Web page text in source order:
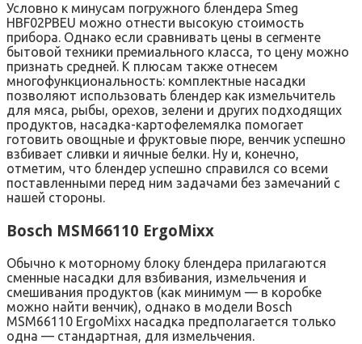
Условно к минусам погружного блендера Smeg
HBF02PBEU можно отнести высокую стоимость
прибора. Однако если сравнивать цены в сегменте
бытовой техники премиального класса, то цену можно
признать средней. К плюсам также отнесем
многофункциональность: комплектные насадки
позволяют использовать блендер как измельчитель
для мяса, рыбы, орехов, зелени и других подходящих
продуктов, насадка-картофелемялка помогает
готовить овощные и фруктовые пюре, венчик успешно
взбивает сливки и яичные белки. Ну и, конечно,
отметим, что блендер успешно справился со всеми
поставленными перед ним задачами без замечаний с
нашей стороны.
Bosch MSM66110 ErgoMixx
Обычно к моторному блоку блендера прилагаются
сменные насадки для взбивания, измельчения и
смешивания продуктов (как минимум — в коробке
можно найти венчик), однако в модели Bosch
MSM66110 ErgoMixx насадка предполагается только
одна — стандартная, для измельчения.